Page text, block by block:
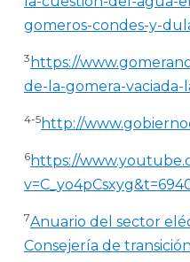
gomeros-condes-y-
3 https://
de-la-gomera-vaciada-
4-5 http://
6 https://
7Anuario del sector
Consejería de